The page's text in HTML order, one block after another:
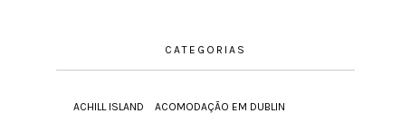
CATEGORIAS
ACHILL ISLAND
ACOMODAÇÃO EM DUBLIN